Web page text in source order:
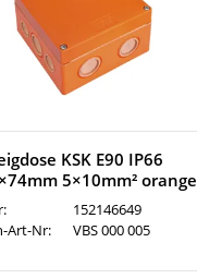
KSK E90 IP66
5×10mm² orange
152146649
Art-Nr:
VBS 000 005